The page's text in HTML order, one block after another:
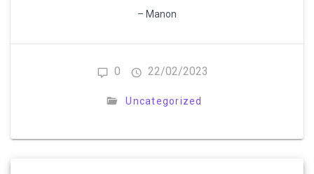
– Manon
0 22/02/2023
Uncategorized